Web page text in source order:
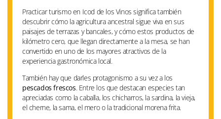
Practicar turismo en Icod de los Vinos significa también
descubrir cómo la agricultura ancestral sigue viva en sus
paisajes de terrazas y bancales, y cómo estos productos de
kilómetro cero, que llegan directamente a la mesa, se han
convertido en uno de los mayores atractivos de la
experiencia gastronómica local.
También hay que darles protagonismo a su vez a los
pescados frescos. Entre los que destacan especies tan
apreciadas como la caballa, los chicharros, la sardina, la vieja,
el cherne, la sama, el mero o la tradicional morena frita.